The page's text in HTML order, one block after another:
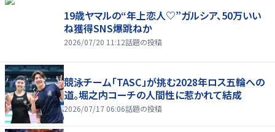
19歳ヤマルの“年上恋人♡”ガルシア、50万いい
ね獲得SNS爆跳ねか
2026/07/20 11:12話題の投稿
競泳チーム「TASC」が挑む2028年ロス五輪への
道。堀之内コーチの人間性に惹かれて結成
2026/07/17 06:06話題の投稿